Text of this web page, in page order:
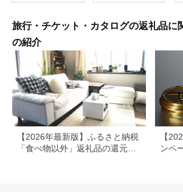
旅行・チケット・カタログの返礼品に
の紹介
【2026年最新版】ふるさと納税
「食べ物以外」返礼品の還元率
【
ンペ